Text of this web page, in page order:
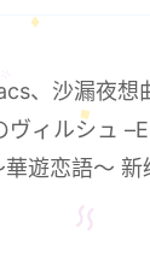
、沙漏夜想
ヴィルシュ
遊恋語～ 新